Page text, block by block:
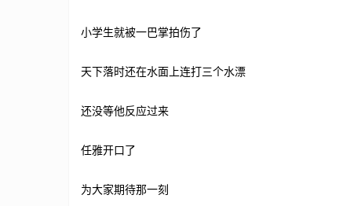
小学生就被一巴掌拍伤了
天下落时还在水面上连打三个水漂
还没等他反应过来
任雅开口了
为大家期待那一刻